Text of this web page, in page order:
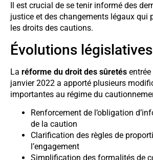
Il est crucial de se tenir informé des
justice et des changements légaux qui
les droits des cautions.
Évolutions
La réforme du droit des sûretés
janvier 2022 a apporté plusieurs
importantes au régime du
Renforcement de l’obligation
de la caution
Clarification des règles de
l’engagement
Simplification des formalités de